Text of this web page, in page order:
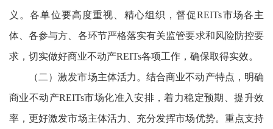
义。各单位要高度重视、精心组织，督促REITs市场各主
体、各参与方、各环节严格落实有关监管要求和风险防控要
求，切实做好商业不动产REITs各项工作，确保取得实效。
（二）激发市场主体活力。结合商业不动产特点，明确
商业不动产REITs市场化准入安排，着力稳定预期、提升效
率，更好激发市场主体活力、充分发挥市场优势。重点支持